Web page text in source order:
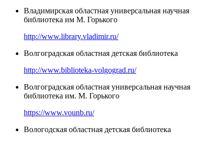
Владимирская областная универсальная научная
библиотека им М. Горького
http://www.library.vladimir.ru/
Волгоградская областная детская библиотека
http://www.biblioteka-volgograd.ru/
Волгоградская областная универсальная научная
библиотека им. М. Горького
https://www.vounb.ru/
Вологодская областная детская библиотека